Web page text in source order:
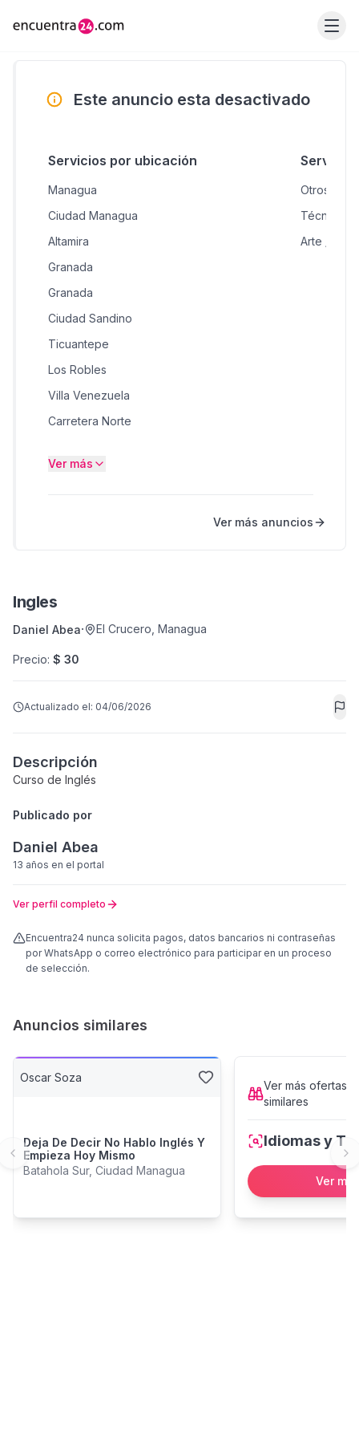
Este anuncio esta desactivado
Servicios por ubicación
Managua
Ciudad Managua
Altamira
Granada
Granada
Ciudad Sandino
Ticuantepe
Los Robles
Villa Venezuela
Carretera Norte
Carretera a Masaya
Otros
Técnicos /
Arte /
Ver más
Ver más anuncios
Ingles
Daniel Abea· El Crucero Managua
Precio: $ 30
Actualizado el: 04/06/2026
Descripción
Curso de Inglés
Publicado por
Daniel Abea
13 años en el portal
Ver perfil completo
Encuentra24 nunca solicita pagos, datos bancarios ni contraseñas
por WhatsApp o correo electrónico para participar en un proceso
de selección.
Anuncios similares
Oscar Soza
Deja De Decir No Hablo Inglés Y
Empieza Hoy Mismo
Batahola Sur, Ciudad Managua
Ver más ofertas
similares
Idiomas y
Ver
Previous slide